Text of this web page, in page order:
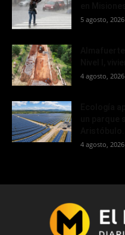
5 agosto, 2026
4 agosto, 2026
4 agosto, 2026